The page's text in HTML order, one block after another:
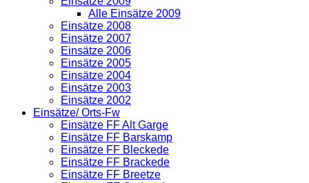
Alle Einsätze 2009
Einsätze 2008
Einsätze 2007
Einsätze 2006
Einsätze 2005
Einsätze 2004
Einsätze 2003
Einsätze 2002
Einsätze/ Orts-Fw
Einsätze FF Alt Garge
Einsätze FF Barskamp
Einsätze FF Bleckede
Einsätze FF Brackede
Einsätze FF Breetze